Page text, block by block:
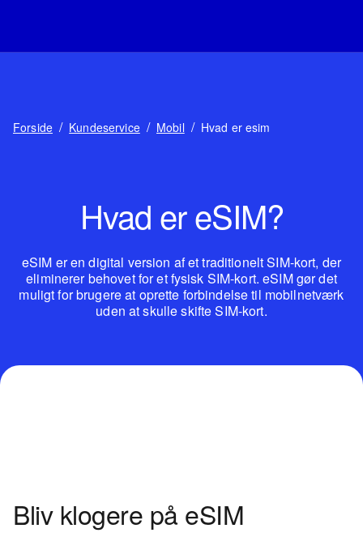
Forside / Kundeservice / Mobil / Hvad er esim
Hvad er eSIM?
eSIM er en digital version af et traditionelt SIM-kort, der
eliminerer behovet for et fysisk SIM-kort. eSIM gør det
muligt for brugere at oprette forbindelse til mobilnetværk
uden at skulle skifte SIM-kort.
Bliv klogere på eSIM